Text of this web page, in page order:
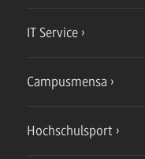
IT Service
Campusmensa
Hochschulsport